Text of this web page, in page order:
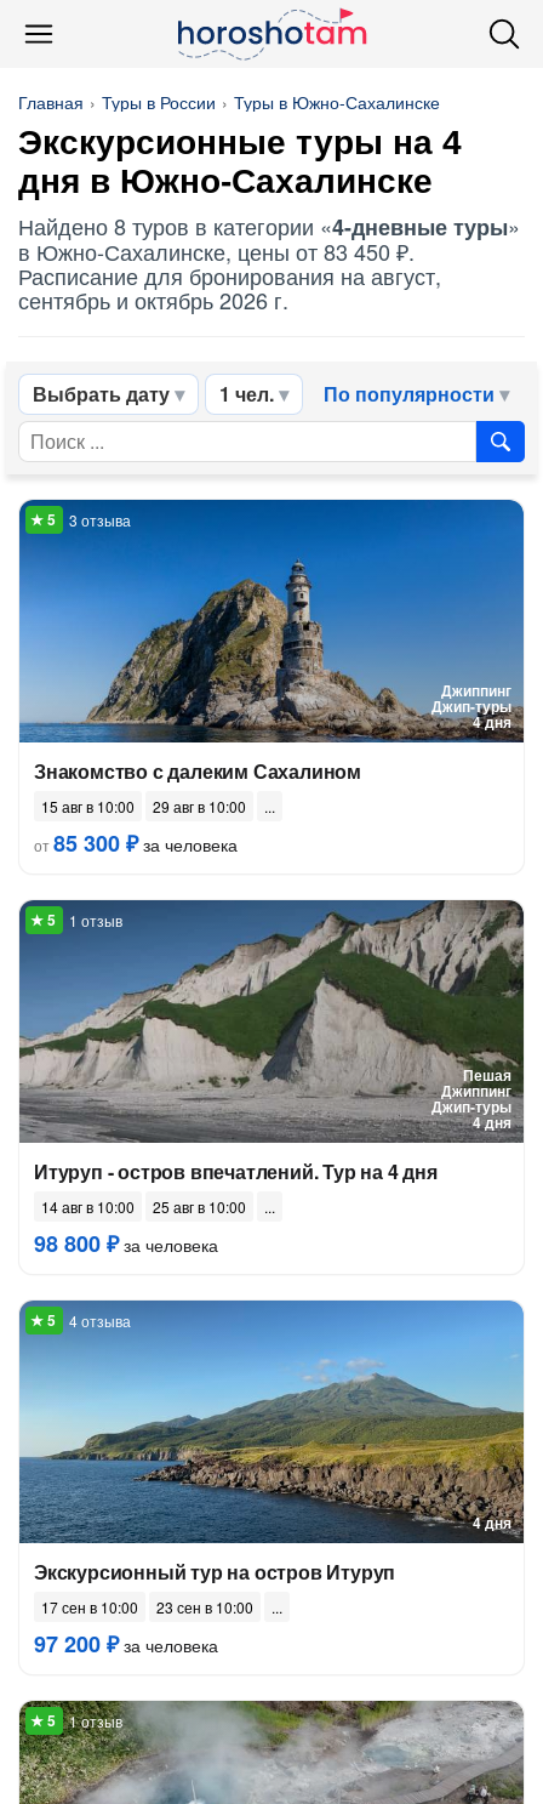
Главная Туры в России Туры в Южно-Сахалинске
Экскурсионные туры на 4
дня в Южно-Сахалинске
Найдено 8 туров в категории «4-дневные туры»
в Южно-Сахалинске, цены от 83 450 ₽.
Расписание для бронирования на август,
сентябрь и октябрь 2026 г.
Выбрать дату 1 чел. По популярности
Джиппинг
Джип-туры
4 дня
3 отзыва
Знакомство с далеким Сахалином
15 авг в 10:00
29 авг в 10:00
от85 300 ₽за человека
Пешая
Джиппинг
Джип-туры
4 дня
1 отзыв
Итуруп - остров впечатлений. Тур на 4 дня
14 авг в 10:00 25 авг в 10:00
98 800 ₽за человека
4 дня
4 отзыва
Экскурсионный тур на остров Итуруп
17 сен в 10:00 23 сен в 10:00
97 200 ₽за человека
1 отзыв